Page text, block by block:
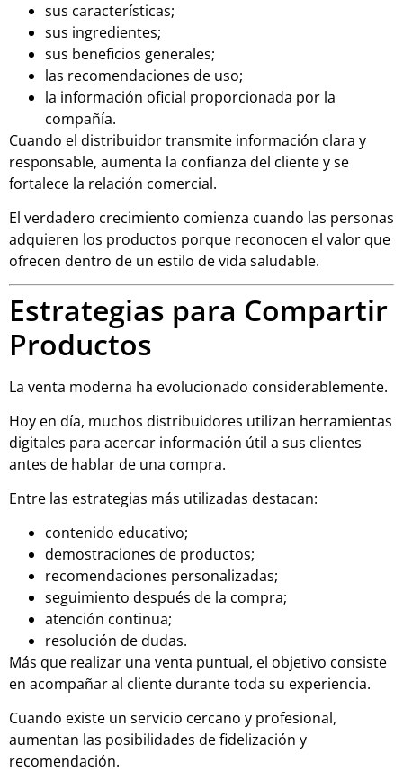
sus características;
sus ingredientes;
sus beneficios generales;
las recomendaciones de uso;
la información oficial proporcionada por la
compañía.
Cuando el distribuidor transmite información clara y
responsable, aumenta la confianza del cliente y se
fortalece la relación comercial.
El verdadero crecimiento comienza cuando las personas
adquieren los productos porque reconocen el valor que
ofrecen dentro de un estilo de vida saludable.
Estrategias para Compartir
Productos
La venta moderna ha evolucionado considerablemente.
Hoy en día, muchos distribuidores utilizan herramientas
digitales para acercar información útil a sus clientes
antes de hablar de una compra.
Entre las estrategias más utilizadas destacan:
contenido educativo;
demostraciones de productos;
recomendaciones personalizadas;
seguimiento después de la compra;
atención continua;
resolución de dudas.
Más que realizar una venta puntual, el objetivo consiste
en acompañar al cliente durante toda su experiencia.
Cuando existe un servicio cercano y profesional,
aumentan las posibilidades de fidelización y
recomendación.